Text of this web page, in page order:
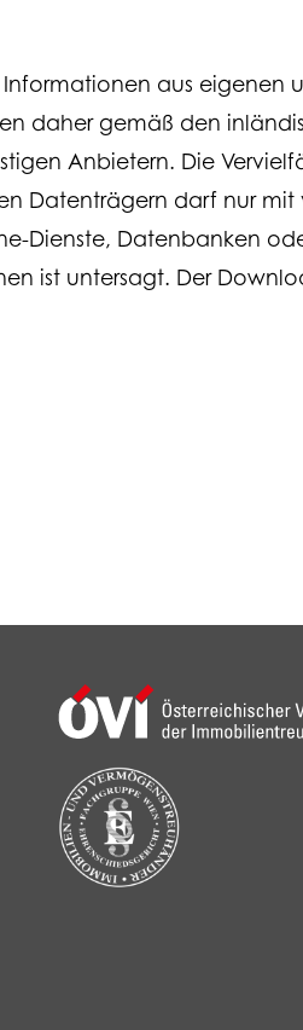
aus eigenen
daher gemäß den
Anbietern. Die
Datenträgern darf nur mit
Dienste, Datenbanken
ist untersagt. Der